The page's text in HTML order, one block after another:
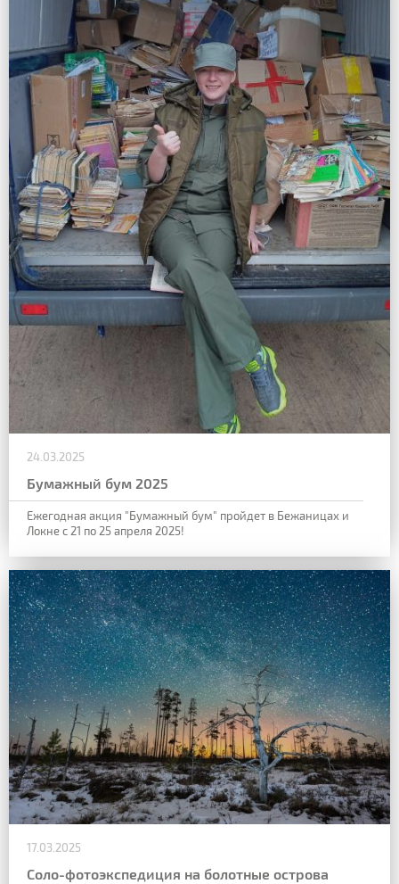
24.03.2025
Бумажный бум 2025
Ежегодная акция "Бумажный бум" пройдет в Бежаницах и
Локне с 21 по 25 апреля 2025!
17.03.2025
Соло-фотоэкспедиция на болотные острова